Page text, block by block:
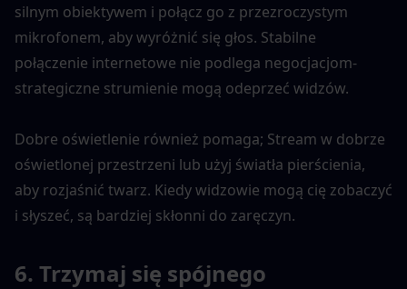
silnym obiektywem i połącz go z przezroczystym
mikrofonem, aby wyróżnić się głos. Stabilne
połączenie internetowe nie podlega negocjacjom-
strategiczne strumienie mogą odeprzeć widzów.
Dobre oświetlenie również pomaga; Stream w dobrze
oświetlonej przestrzeni lub użyj światła pierścienia,
aby rozjaśnić twarz. Kiedy widzowie mogą cię zobaczyć
i słyszeć, są bardziej skłonni do zaręczyn.
6. Trzymaj się spójnego